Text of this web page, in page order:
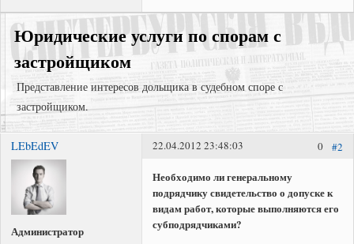
Юридические услуги по спорам с
застройщиком
Представление интересов дольщика в судебном споре с
застройщиком.
Представление интересов в судах общей юрисдикции;
Взыскание задолженности;
Регистрация права собственности в судебном порядке;
LEbEdEV
Администратор
#2
0
22.04.2012 23:48:03
Необходимо ли генеральному
подрядчику свидетельство о допуске к
видам работ, которые выполняются его
субподрядчиками?